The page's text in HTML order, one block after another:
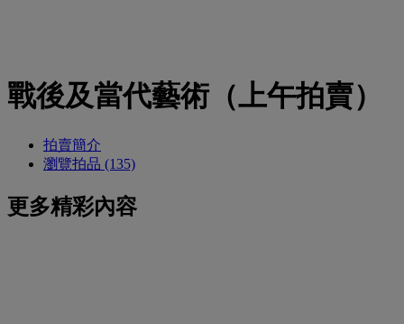
戰後及當代藝術（上午拍賣）
拍賣簡介
瀏覽拍品 (135)
更多精彩內容